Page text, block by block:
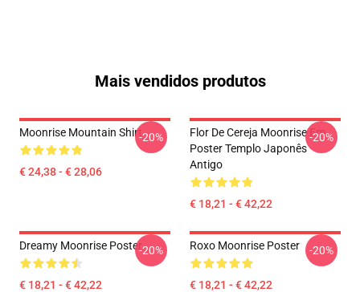
Mais vendidos produtos
Moonrise Mountain Shirt
€ 24,38 - € 28,06
-20%
Flor De Cereja Moonrise Em
Poster Templo Japonês
Antigo
€ 18,21 - € 42,22
-20%
Dreamy Moonrise Poster
€ 18,21 - € 42,22
-20% Roxo Moonrise Poster
€ 18,21 - € 42,22
-20%